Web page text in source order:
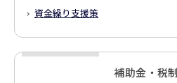
資金繰り支援策
補助金・税